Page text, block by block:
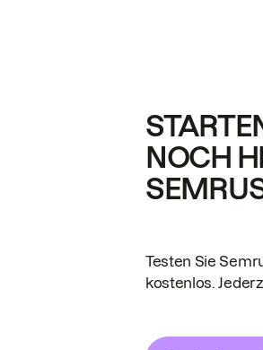
NOCH
Testen Sie
kostenlos.